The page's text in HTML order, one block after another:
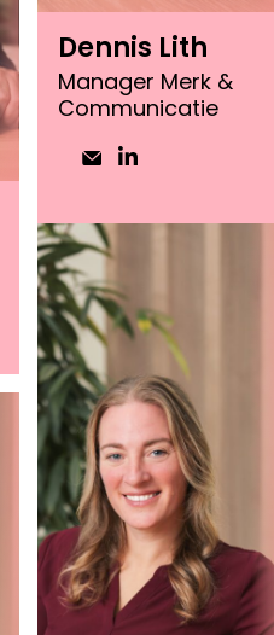
Dennis Lith
Manager Merk &
Communicatie